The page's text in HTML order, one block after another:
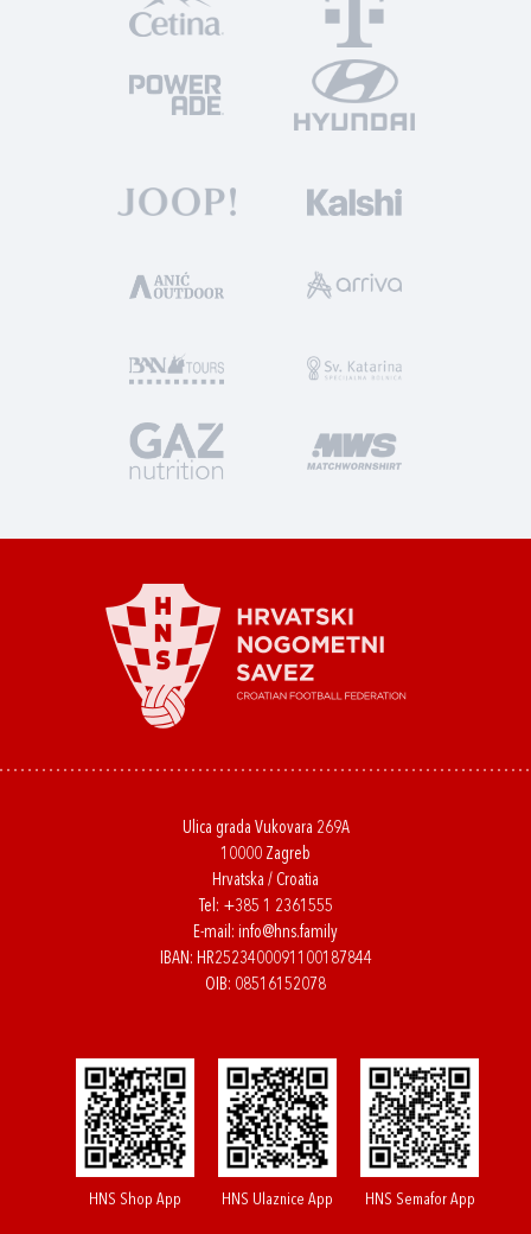
Ulica grada Vukovara 269A
10000 Zagreb
Hrvatska / Croatia
Tel: +385 1 2361555
E-mail: info@hns.family
IBAN: HR2523400091100187844
OIB: 08516152078
HNS Shop App HNS Ulaznice App HNS Semafor App